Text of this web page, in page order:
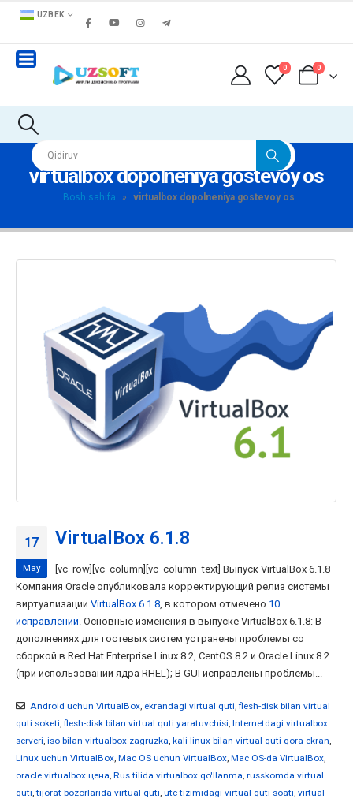
UZBEK
0 0
virtualbox dopolneniya gostevoy os
Bosh sahifa » virtualbox dopolneniya gostevoy os
17
May
VirtualBox 6.1.8
[vc_row][vc_column][vc_column_text] Выпуск VirtualBox 6.1.8
Компания Oracle опубликовала корректирующий релиз системы
виртуализации VirtualBox 6.1.8, в котором отмечено 10
исправлений. Основные изменения в выпуске VirtualBox 6.1.8: В
дополнениях для гостевых систем устранены проблемы со
сборкой в Red Hat Enterprise Linux 8.2, CentOS 8.2 и Oracle Linux 8.2
(при использовании ядра RHEL); В GUI исправлены проблемы...
Android uchun VirtualBox, ekrandagi virtual quti, flesh-disk bilan virtual
quti soketi, flesh-disk bilan virtual quti yaratuvchisi, Internetdagi virtualbox
serveri, iso bilan virtualbox zagruzka, kali linux bilan virtual quti qora ekran,
Linux uchun VirtualBox, Mac OS uchun VirtualBox, Mac OS-da VirtualBox,
oracle virtualbox цена, Rus tilida virtualbox qo'llanma, russkomda virtual
quti,tijorat bozorlarida virtual quti, utc tizimidagi virtual quti soati, virtual